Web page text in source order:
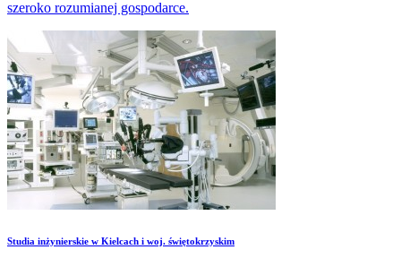
szeroko rozumianej gospodarce.
Studia inżynierskie w Kielcach i woj. świętokrzyskim